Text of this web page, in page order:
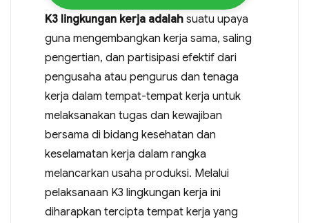
K3 lingkungan kerja adalahsuatu upaya
guna mengembangkan kerja sama, saling
pengertian, dan partisipasi efektif dari
pengusaha atau pengurus dan tenaga
kerja dalam tempat-tempat kerja untuk
melaksanakan tugas dan kewajiban
bersama di bidang kesehatan dan
keselamatan kerja dalam rangka
melancarkan usaha produksi. Melalui
pelaksanaan K3 lingkungan kerja ini
diharapkan tercipta tempat kerja yang